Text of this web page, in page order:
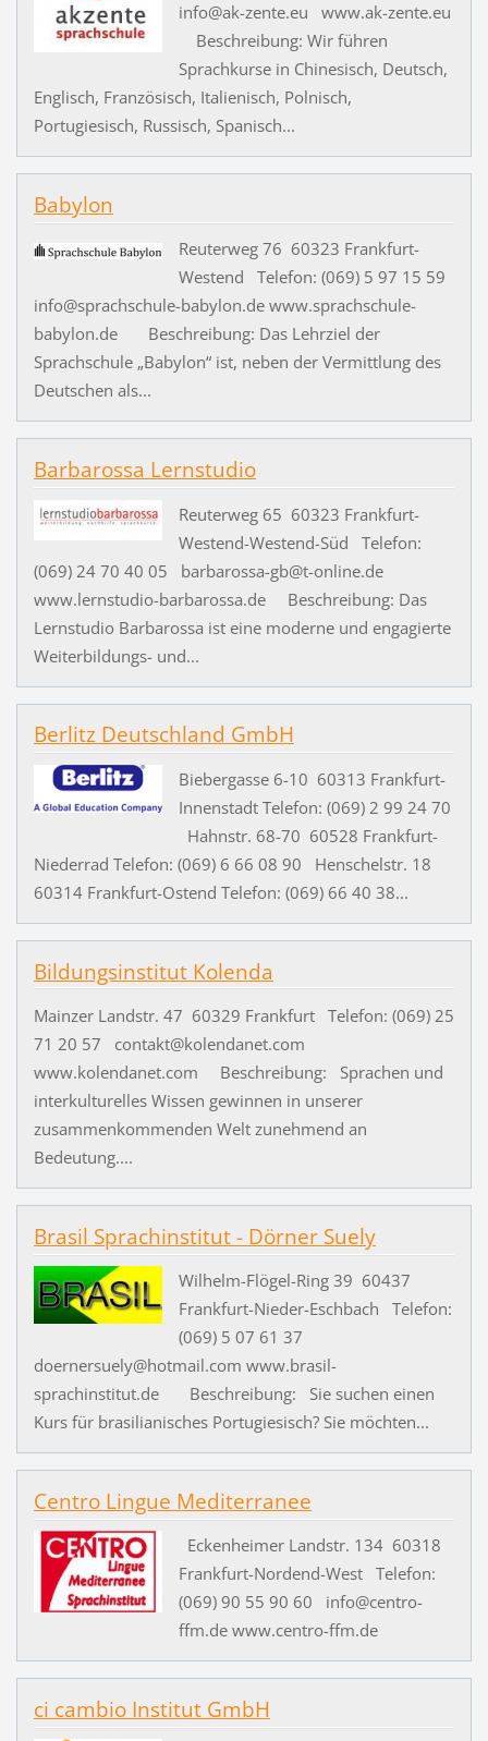
info@ak-zente.eu www.ak-zente.eu
Beschreibung: Wir führen
Sprachkurse in Chinesisch, Deutsch,
Englisch, Französisch, Italienisch, Polnisch,
Portugiesisch, Russisch, Spanisch...
Babylon
Reuterweg 76 60323 Frankfurt-
Westend Telefon: (069) 5 97 15 59
info@sprachschule-babylon.de www.sprachschule-
babylon.de Beschreibung: Das Lehrziel der
Sprachschule „Babylon“ ist, neben der Vermittlung des
Deutschen als...
Barbarossa Lernstudio
Reuterweg 65 60323 Frankfurt-
Westend-Westend-Süd Telefon:
(069) 24 70 40 05 barbarossa-gb@t-online.de
www.lernstudio-barbarossa.de Beschreibung: Das
Lernstudio Barbarossa ist eine moderne und engagierte
Weiterbildungs- und...
Berlitz Deutschland GmbH
Biebergasse 6-10 60313 Frankfurt-
Innenstadt Telefon: (069) 2 99 24 70
Hahnstr. 68-70 60528 Frankfurt-
Niederrad Telefon: (069) 6 66 08 90 Henschelstr. 18
60314 Frankfurt-Ostend Telefon: (069) 66 40 38...
Bildungsinstitut Kolenda
Mainzer Landstr. 47 60329 Frankfurt Telefon: (069) 25
71 20 57 contakt@kolendanet.com
www.kolendanet.com Beschreibung: Sprachen und
interkulturelles Wissen gewinnen in unserer
zusammenkommenden Welt zunehmend an
Bedeutung....
Brasil Sprachinstitut - Dörner Suely
Wilhelm-Flögel-Ring 39 60437
Frankfurt-Nieder-Eschbach Telefon:
(069) 5 07 61 37
doernersuely@hotmail.com www.brasil-
sprachinstitut.de Beschreibung: Sie suchen einen
Kurs für brasilianisches Portugiesisch? Sie möchten...
Centro Lingue Mediterranee
Eckenheimer Landstr. 134 60318
Frankfurt-Nordend-West Telefon:
(069) 90 55 90 60 info@centro-
ffm.de www.centro-ffm.de
ci cambio Institut GmbH